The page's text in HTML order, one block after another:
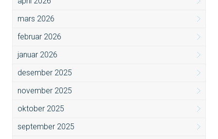
mars 2026
februar 2026
januar 2026
desember 2025
november 2025
oktober 2025
september 2025